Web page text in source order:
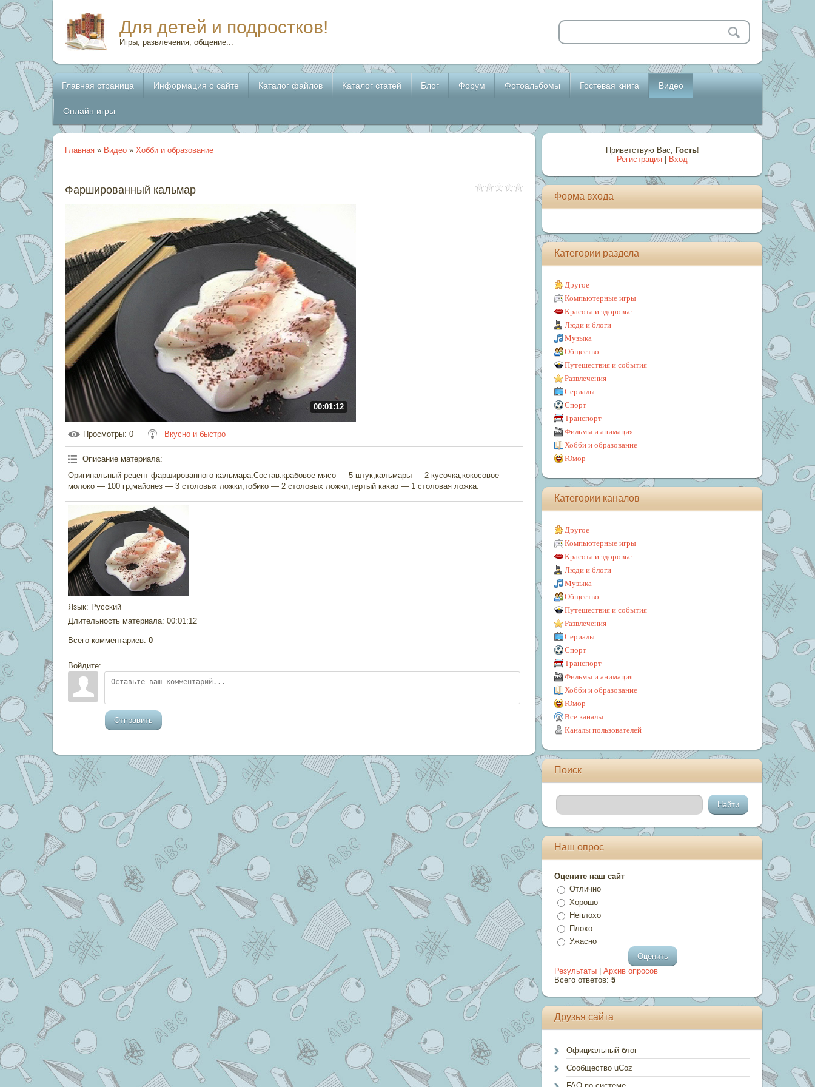
Для детей и подростков!
Игры, развлечения, общение...
Главная страница Информация о сайте Каталог файлов Каталог статей Блог Форум Фотоальбомы Гостевая книга Видео
Онлайн игры
Главная » Видео » Хобби и образование
Фаршированный кальмар
00:01:12
Просмотры: 0 Вкусно и быстро
Описание материала:
Оригинальный рецепт фаршированного кальмара.Состав:крабовое мясо — 5 штук;кальмары — 2 кусочка;кокосовое
молоко — 100 гр;майонез — 3 столовых ложки;тобико — 2 столовых ложки;тертый какао — 1 столовая ложка.
Язык: Русский
Длительность материала: 00:01:12
Всего комментариев: 0
Войдите:
Отправить
Приветствую Вас, Гость!
Регистрация
Вход
Форма входа
Категории раздела
Другое
Компьютерные игры
Красота и здоровье
Люди и блоги
Музыка
Общество
Путешествия и события
Развлечения
Сериалы
Спорт
Транспорт
Фильмы и анимация
Хобби и образование
Юмор
Категории каналов
Другое
Компьютерные игры
Красота и здоровье
Люди и блоги
Музыка
Общество
Путешествия и события
Развлечения
Сериалы
Спорт
Транспорт
Фильмы и анимация
Хобби и образование
Юмор
Все каналы
Каналы пользователей
Поиск
Наш опрос
Оцените наш сайт
Отлично
Хорошо
Неплохо
Плохо
Ужасно
Результаты |Архив опросов
Всего ответов:5
Друзья сайта
Официальный блог
Сообщество uCoz